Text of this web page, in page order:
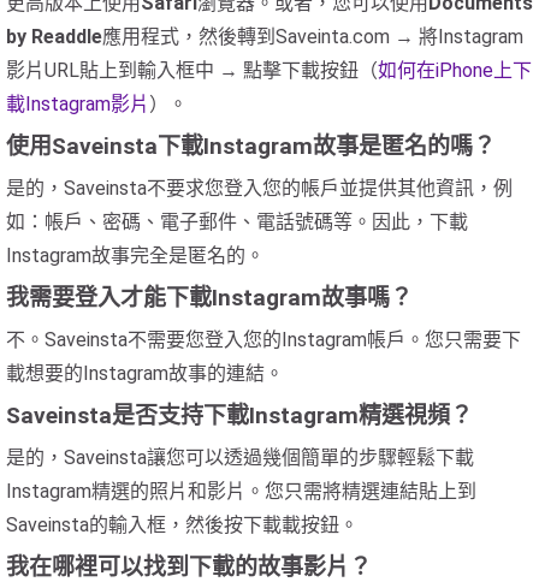
by Readdle應用程式，然後轉到Saveinta.com → 將Instagram
影片URL貼上到輸入框中 → 點擊下載按鈕（如何在iPhone上下
載Instagram影片 ）。
使用Saveinsta下載Instagram故事是匿名的嗎？
是的，Saveinsta不要求您登入您的帳戶並提供其他資訊，例
如：帳戶、密碼、電子郵件、電話號碼等。因此，下載
Instagram故事完全是匿名的。
我需要登入才能下載Instagram故事嗎？
不。Saveinsta不需要您登入您的Instagram帳戶。您只需要下
載想要的Instagram故事的連結。
Saveinsta是否支持下載Instagram精選視頻？
是的，Saveinsta讓您可以透過幾個簡單的步驟輕鬆下載
Instagram精選的照片和影片。您只需將精選連結貼上到
Saveinsta的輸入框，然後按下載載按鈕。
我在哪裡可以找到下載的故事影片？